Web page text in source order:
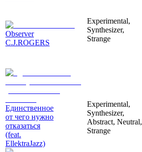
Observer
C.J.ROGERS
Experimental,
Synthesizer,
Strange
Единственное
от чего нужно
отказаться
(feat.
EllektraJazz)
Experimental,
Synthesizer,
Abstract, Neutral,
Strange